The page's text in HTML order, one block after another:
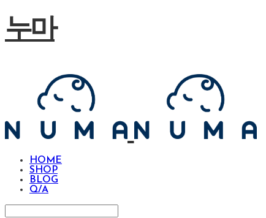
누마
HOME
SHOP
BLOG
Q/A